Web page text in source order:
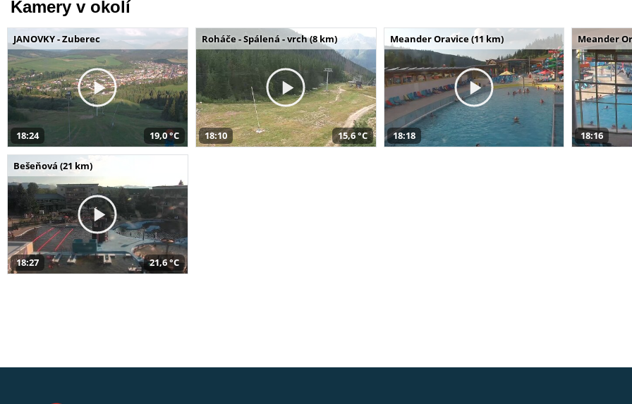
Kamery v okolí
JANOVKY - Zuberec
18:24 19,0 °C
Roháče - Spálená - vrch (8 km)
18:10 15,6 °C
Meander Oravice (11 km)
18:18
Meander
18:16
Bešeňová (21 km)
18:27 21,6 °C